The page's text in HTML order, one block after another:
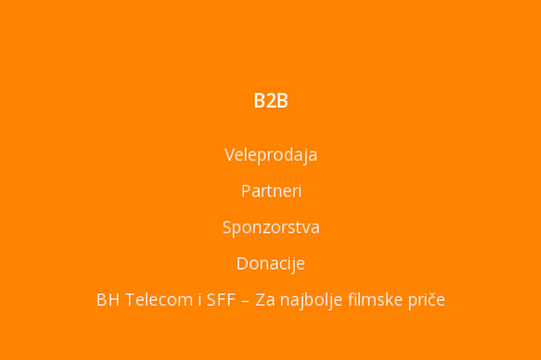
B2B
Veleprodaja
Partneri
Sponzorstva
Donacije
BH Telecom i SFF – Za najbolje filmske priče